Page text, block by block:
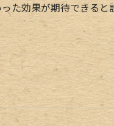
た効果が期待できると